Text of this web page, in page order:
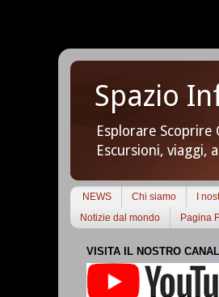
Spazio
Esplorare Scoprire
Escursioni, viaggi,
NEWS Chi siamo I
Notizie dal mondo
Pagina
VISITA IL NOSTRO